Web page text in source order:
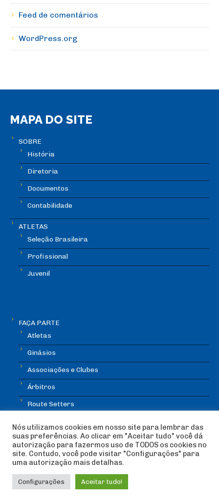
Feed de comentários
WordPress.org
MAPA DO SITE
SOBRE
História
Diretoria
Documentos
Contabilidade
ATLETAS
Seleção Brasileira
Profissional
Juvenil
FAÇA PARTE
Atletas
Ginásios
Associações e Clubes
Árbitros
Route Setters
COMPETIÇÕES
Calendário
Resultados
Regulamentos
Nós utilizamos cookies em nosso site para lembrar das
suas preferências. Ao clicar em "Aceitar tudo" você dá
autorização para fazermos uso de TODOS os cookies no
site. Contudo, você pode visitar "Configurações" para
uma autorização mais detalhas.
Configurações Aceitar tudo!